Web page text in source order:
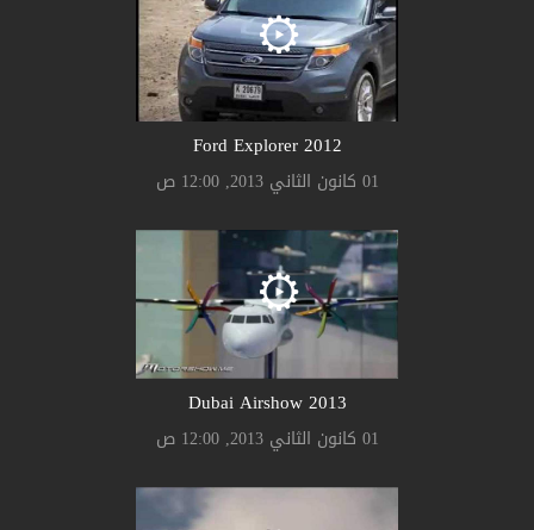
2012 Ford Explorer
01 كانون الثاني 2013, 12:00 ص
2013 Dubai Airshow
01 كانون الثاني 2013, 12:00 ص